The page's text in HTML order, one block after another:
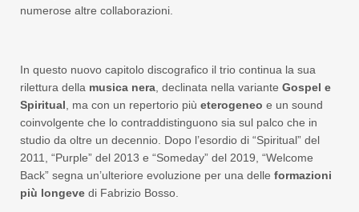
numerose altre collaborazioni.
In questo nuovo capitolo discografico il trio continua la sua
rilettura della musica nera , declinata nella variante Gospel e
Spiritual , ma con un repertorio più eterogeneo e un sound
coinvolgente che lo contraddistinguono sia sul palco che in
studio da oltre un decennio. Dopo l’esordio di “Spiritual” del
2011, “Purple” del 2013 e “Someday” del 2019, “Welcome
Back” segna un’ulteriore evoluzione per una delle formazioni
più longeve di Fabrizio Bosso.